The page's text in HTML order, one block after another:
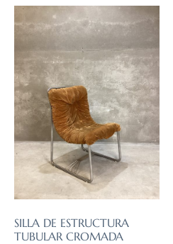
SILLA DE ESTRUCTURA
TUBULAR CROMADA